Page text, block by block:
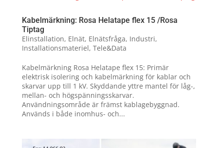
Kabelmärkning: Rosa Helatape flex 15 /Rosa
Tiptag
Elinstallation, Elnät, Elnätsfråga, Industri,
Installationsmateriel, Tele&Data
Kabelmärkning Rosa Helatape flex 15: Primär
elektrisk isolering och kabelmärkning för kablar och
skarvar upp till 1 kV. Skyddande yttre mantel för låg-,
mellan- och högspänningsskarvar.
Användningsområde är främst kablagebyggnad.
Används i både inomhus- och...